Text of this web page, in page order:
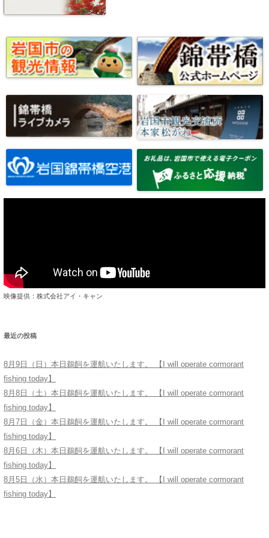
映像提供：株式会社アイ・キャン
最近の投稿
8月9日（日）本日鵜飼を運航いたします。 【I will operate cormorant
fishing today】
8月8日（土）本日鵜飼を運航いたします。 【I will operate cormorant
fishing today】
8月7日（金）本日鵜飼を運航いたします。 【I will operate cormorant
fishing today】
8月6日（木）本日鵜飼を運航いたします。 【I will operate cormorant
fishing today】
8月5日（水）本日鵜飼を運航いたします。 【I will operate cormorant
fishing today】